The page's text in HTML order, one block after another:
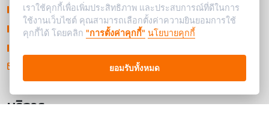
เขตปทุมวัน กรุงเทพมหานคร 10330
064-060-5190
contact@cashexpress-pawn.com
บริการ
เราใช้คุกกี้เพื่อเพิ่มประสิทธิภาพ และประสบการณ์ที่ดีในการ
ใช้งานเว็บไซต์ คุณสามารถเลือกตั้งค่าความยินยอมการใช้
คุกกี้ได้ โดยคลิก"การตั้งค่าคุกกี้" นโยบายคุกกี้
ยอมรับทั้งหมด